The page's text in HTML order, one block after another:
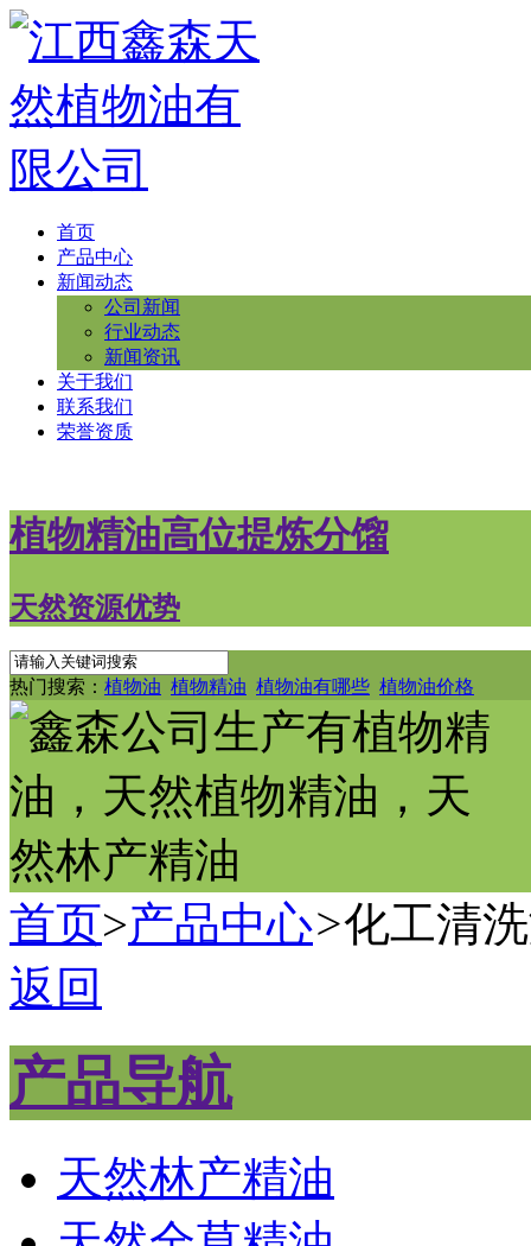
首页
产品中心
新闻动态
公司新闻
行业动态
新闻资讯
关于我们
联系我们
荣誉资质
植物精油高位提炼分馏
天然资源优势
热门搜索： 植物油 植物精油 植物油有哪些 植物油价格
首页>产品中心>化工清
返回
产品导航
天然林产精油